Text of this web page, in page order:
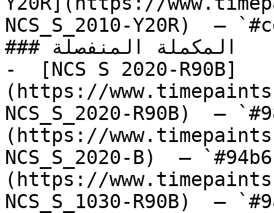
NCS_S_2010-Y20R)  —
### المكملة المنفصلة
-  [NCS S 2020-R90B]
(https://
NCS_S_2020-R90B)  —
(https://
NCS_S_2020-B)  —
(https://
NCS_S_1030-R90B)  —